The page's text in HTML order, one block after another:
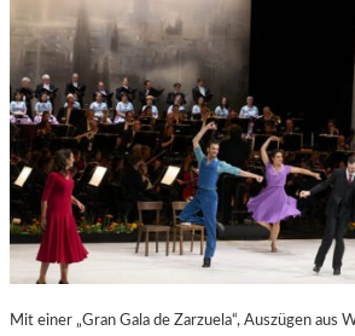
T
–
K
O
Z
E
Mit einer „Gran Gala de Zarzuela“, Auszügen aus